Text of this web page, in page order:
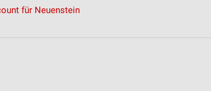
für Neuenstein